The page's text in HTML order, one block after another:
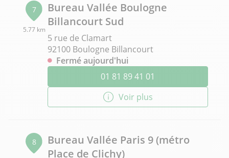
7
5.77 km
Bureau Vallée Boulogne
Billancourt Sud
5 rue de Clamart
92100 Boulogne Billancourt
Fermé aujourd'hui
01 81 89 41 01
Voir plus
8
Bureau Vallée Paris 9 (métro
Place de Clichy)